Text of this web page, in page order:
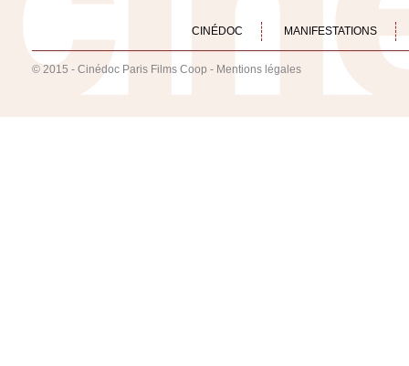
CINÉDOC MANIFESTATIONS
© 2015 - Cinédoc Paris Films Coop - Mentions légales